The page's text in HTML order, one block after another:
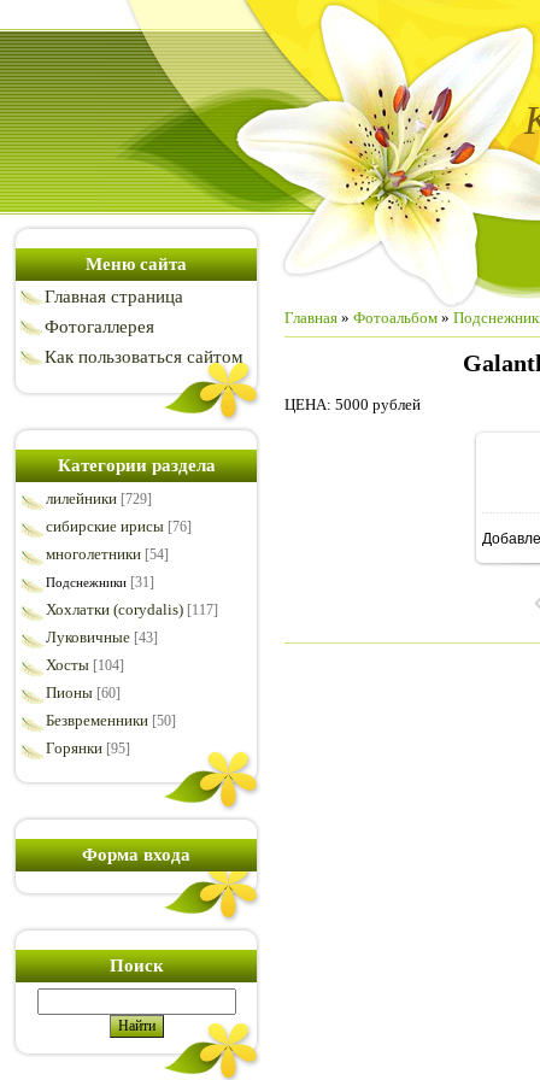
Меню сайта
Главная страница
Фотогаллерея
Как пользоваться сайтом
Категории раздела
лилейники [729]
сибирские ирисы [76]
многолетники [54]
Подснежники [31]
Хохлатки (corydalis) [117]
Луковичные [43]
Хосты [104]
Пионы [60]
Безвременники [50]
Горянки [95]
Форма входа
Поиск
Главная » Фотоальбом »
ЦЕНА: 5000 рублей